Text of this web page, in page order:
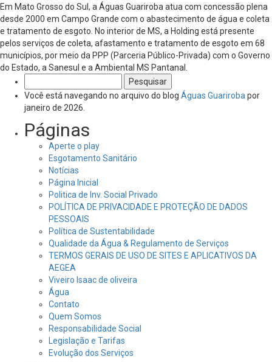
Em Mato Grosso do Sul, a Águas Guariroba atua com concessão plena
desde 2000 em Campo Grande com o abastecimento de água e coleta
e tratamento de esgoto. No interior de MS, a Holding está presente
pelos serviços de coleta, afastamento e tratamento de esgoto em 68
municípios, por meio da PPP (Parceria Público-Privada) com o Governo
do Estado, a Sanesul e a Ambiental MS Pantanal.
por:
Você está navegando no arquivo do blog Águas Guariroba por
janeiro de 2026.
Páginas
Aperte o play
Esgotamento Sanitário
Notícias
Página Inicial
Politica de Inv. Social Privado
POLÍTICA DE PRIVACIDADE E PROTEÇÃO DE DADOS
PESSOAIS
Política de Sustentabilidade
Qualidade da Água & Regulamento de Serviços
TERMOS GERAIS DE USO DE SITES E APLICATIVOS DA
AEGEA
Viveiro Isaac de oliveira
Água
Contato
Quem Somos
Responsabilidade Social
Legislação e Tarifas
Evolução dos Serviços